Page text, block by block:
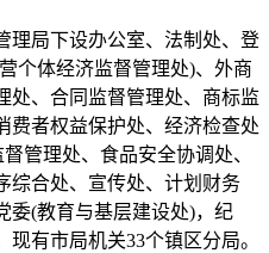
理局下设办公室、法制处、登
个体经济监督管理处)、外商
处、合同监督管理处、商标监
费者权益保护处、经济检查处
管理处、食品安全协调处、
综合处、宣传处、计划财务
委(教育与基层建设处)，纪
有市局机关33个镇区分局。